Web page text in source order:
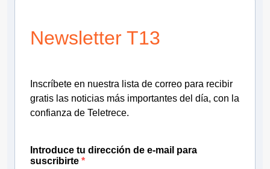
Newsletter T13
Inscríbete en nuestra lista de correo para recibir
gratis las noticias más importantes del día, con la
confianza de Teletrece.
Introduce tu dirección de e-mail para
suscribirte